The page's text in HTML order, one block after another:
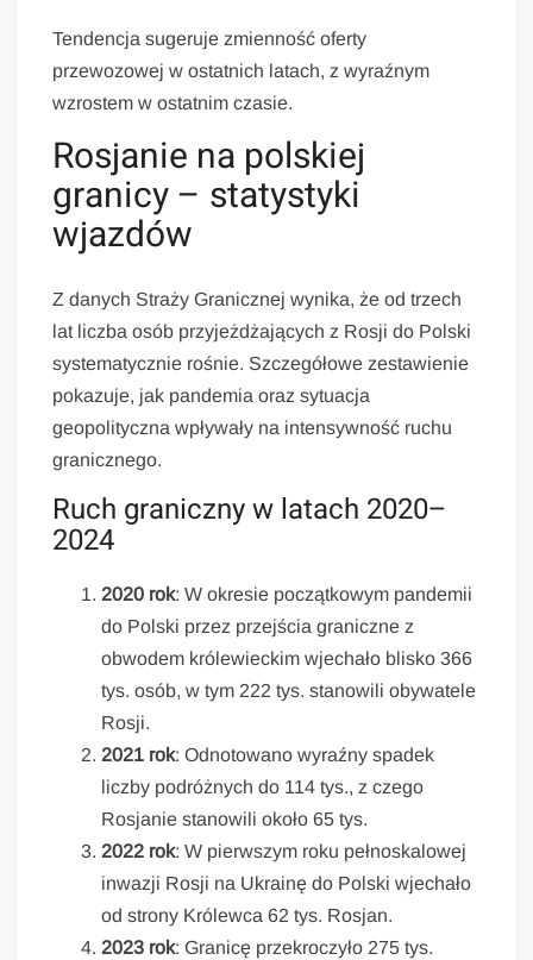
Tendencja sugeruje zmienność oferty
przewozowej w ostatnich latach, z wyraźnym
wzrostem w ostatnim czasie.
Rosjanie na polskiej
granicy – statystyki
wjazdów
Z danych Straży Granicznej wynika, że od trzech
lat liczba osób przyjeżdżających z Rosji do Polski
systematycznie rośnie. Szczegółowe zestawienie
pokazuje, jak pandemia oraz sytuacja
geopolityczna wpływały na intensywność ruchu
granicznego.
Ruch graniczny w latach 2020–
2024
2020 rok: W okresie początkowym pandemii
do Polski przez przejścia graniczne z
obwodem królewieckim wjechało blisko 366
tys. osób, w tym 222 tys. stanowili obywatele
Rosji.
2021 rok: Odnotowano wyraźny spadek
liczby podróżnych do 114 tys., z czego
Rosjanie stanowili około 65 tys.
2022 rok: W pierwszym roku pełnoskalowej
inwazji Rosji na Ukrainę do Polski wjechało
od strony Królewca 62 tys. Rosjan.
2023 rok: Granicę przekroczyło 275 tys.